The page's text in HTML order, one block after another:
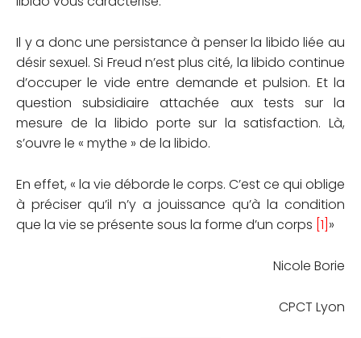
Il y a donc une persistance à penser la libido liée au
désir sexuel. Si Freud n’est plus cité, la libido continue
d’occuper le vide entre demande et pulsion. Et la
question subsidiaire attachée aux tests sur la
mesure de la libido porte sur la satisfaction. Là,
s’ouvre le « mythe » de la libido.
En effet, « la vie déborde le corps. C’est ce qui oblige
à préciser qu’il n’y a jouissance qu’à la condition
que la vie se présente sous la forme d’un corps [1] »
Nicole Borie
CPCT Lyon